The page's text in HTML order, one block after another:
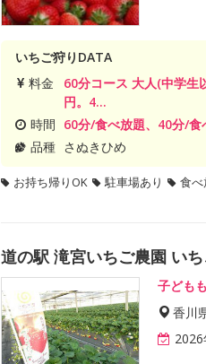
いちご狩りDATA
料金
60分コース 大人(中学生
円。4...
時間 60分/食べ放題、40分/食
品種 さぬきひめ
お持ち帰りOK 駐車場あり 食べ
道の駅 滝宮いちご農園 いち
子ども
香川